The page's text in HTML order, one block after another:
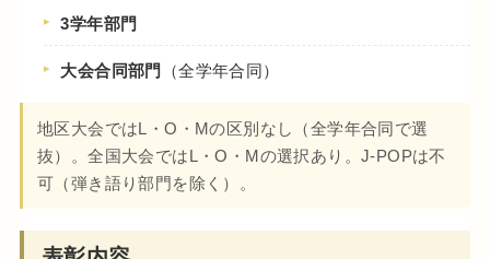
3学年部門
大会合同部門 （全学年合同）
地区大会ではL・O・Mの区別なし（全学年合同で選
抜）。全国大会ではL・O・Mの選択あり。J-POPは不
可（弾き語り部門を除く）。